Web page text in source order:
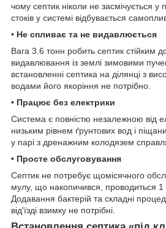
чому септик ніколи не засмічується у
стоків у системі відбувається
• Не спливає та не видавлюється
Вага 3.6 тонн робить септик стійким
видавлювання із землі зимовими
встановленні септика на ділянці з
водами його якоріння не потрібно.
• Працює без електрики
Система є повністю незалежною від
низьким рівнем ґрунтових вод і
у парі з дренажним колодязем
• Просте обслуговування
Септик не потребує щомісячного
мулу, що накопичився, проводиться 1
Додавання бактерій та складні
від'їзді взимку не потрібні.